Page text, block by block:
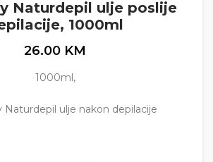
Naturdepil ulje poslije
1000ml
26.00 KM
1000ml,
Naturdepil ulje nakon depilacije